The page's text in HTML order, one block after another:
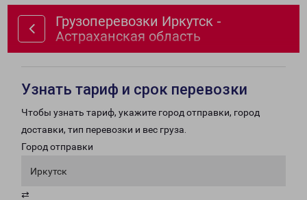
Грузоперевозки Иркутск -
Астраханская область
Узнать тариф и срок перевозки
Чтобы узнать тариф, укажите город отправки, город
доставки, тип перевозки и вес груза.
Город отправки
Иркутск
⇄